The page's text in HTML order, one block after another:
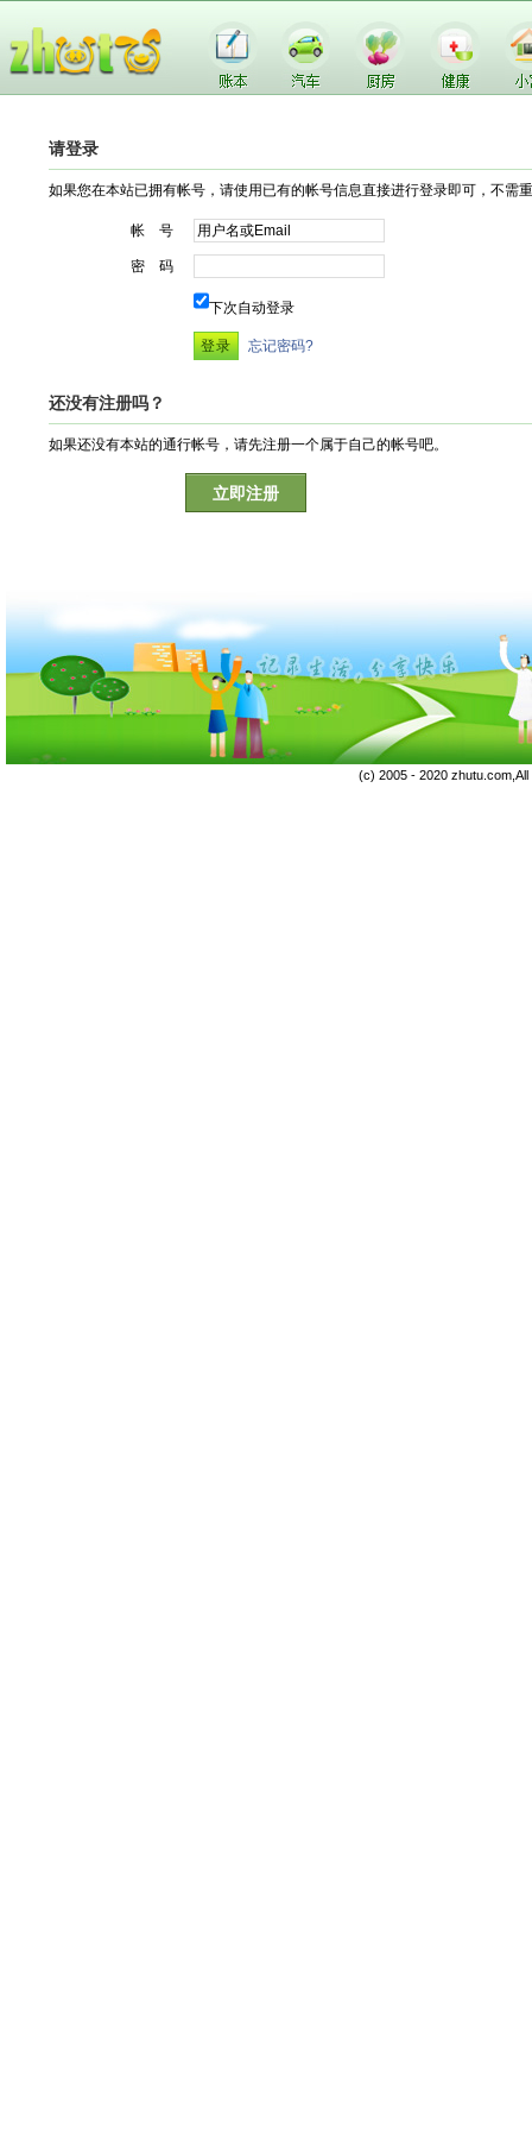
请登录
如果您在本站已拥有帐号，请使用已有的帐号信息直接进行登录即可，不需
帐 号
密 码
下次自动登录
忘记密码?
还没有注册吗？
如果还没有本站的通行帐号，请先注册一个属于自己的帐号吧。
立即注册
(c) 2005 - 2020